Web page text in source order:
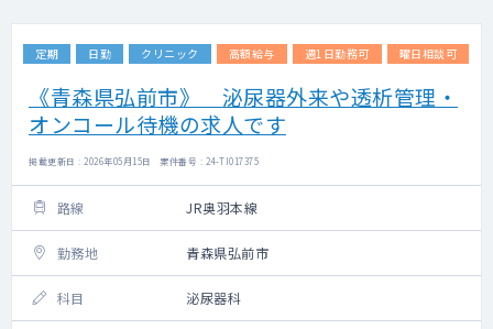
定期 日勤 クリニック 高額給与 週1日勤務可 曜日相談可
《青森県弘前市》 泌尿器外来や透析管理・
オンコール待機の求人です
掲載更新日 : 2026年05月15日 案件番号 : 24-TI017375
路線 JR奥羽本線
勤務地 青森県弘前市
科目 泌尿器科